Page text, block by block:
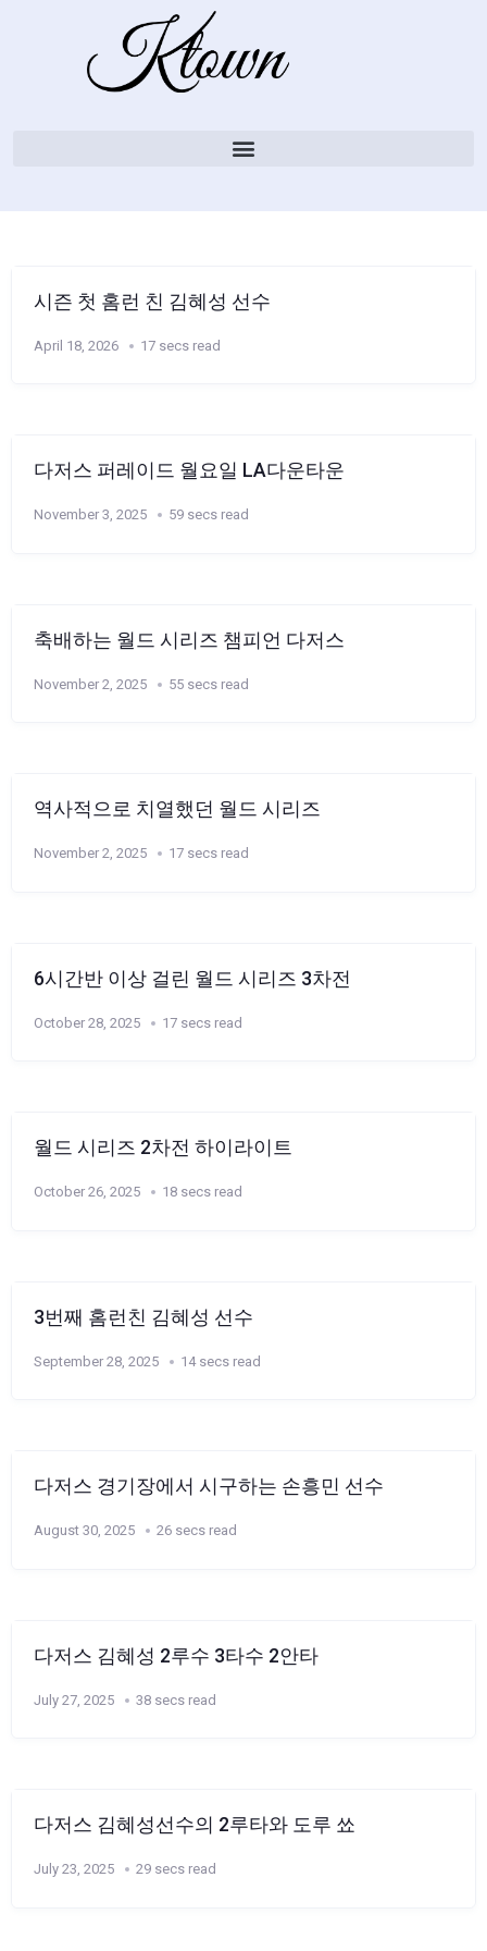
시즌 첫 홈런 친 김혜성 선수
April 18, 2026 17 secs read
다저스 퍼레이드 월요일 LA다운타운
November 3, 2025 59 secs read
축배하는 월드 시리즈 챔피언 다저스
November 2, 2025 55 secs read
역사적으로 치열했던 월드 시리즈
November 2, 2025 17 secs read
6시간반 이상 걸린 월드 시리즈 3차전
October 28, 2025 17 secs read
월드 시리즈 2차전 하이라이트
October 26, 2025 18 secs read
3번째 홈런친 김혜성 선수
September 28, 2025 14 secs read
다저스 경기장에서 시구하는 손흥민 선수
August 30, 2025 26 secs read
다저스 김혜성 2루수 3타수 2안타
July 27, 2025 38 secs read
다저스 김혜성선수의 2루타와 도루 쑈
July 23, 2025 29 secs read